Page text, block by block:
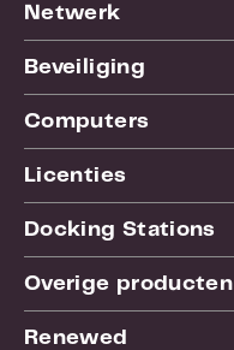
Netwerk
Beveiliging
Computers
Licenties
Docking Stations
Overige producten
Renewed